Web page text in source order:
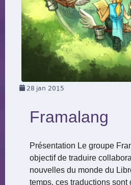
28 jan 2015
Framalang
Présentation Le groupe
objectif de traduire
nouvelles du monde du
temps, ces traductions sont